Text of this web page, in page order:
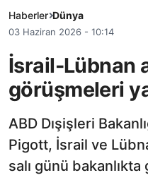
Haberler Dünya
03 Haziran 2026 - 10:14
İsrail-Lübnan
görüşmeleri
ABD Dışişleri
Pigott, İsrail ve
salı günü